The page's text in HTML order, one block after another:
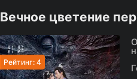
Вечное цветение
Рейтинг: 4